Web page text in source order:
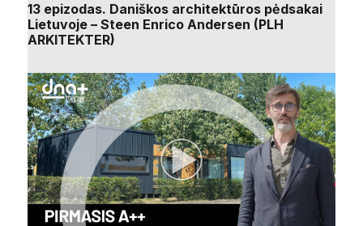
13 epizodas. Daniškos architektūros pėdsakai
Lietuvoje – Steen Enrico Andersen (PLH
ARKITEKTER)